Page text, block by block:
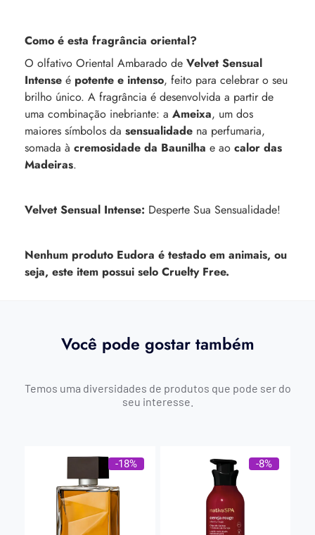
Como é esta fragrância oriental?
O olfativo Oriental Ambarado de Velvet Sensual
Intense é potente e intenso, feito para celebrar o seu
brilho único. A fragrância é desenvolvida a partir de
uma combinação inebriante: a Ameixa, um dos
maiores símbolos da sensualidade na perfumaria,
somada à cremosidade da Baunilha e ao calor das
Madeiras.
Velvet Sensual Intense: Desperte Sua Sensualidade!
Nenhum produto Eudora é testado em animais, ou
seja, este item possui selo Cruelty Free.
Você pode gostar também
Temos uma diversidades de produtos que pode ser do
seu interesse.
-18% -8%